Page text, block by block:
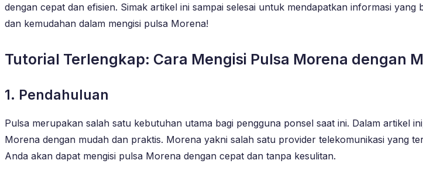
dengan cepat dan efisien. Simak artikel ini sampai selesai untuk mendapatkan informasi
dan kemudahan dalam mengisi pulsa Morena!
Tutorial Terlengkap: Cara Mengisi Pulsa Morena dengan
1. Pendahuluan
Pulsa merupakan salah satu kebutuhan utama bagi pengguna ponsel saat ini. Dalam artikel
Morena dengan mudah dan praktis. Morena yakni salah satu provider telekomunikasi yang
Anda akan dapat mengisi pulsa Morena dengan cepat dan tanpa kesulitan.